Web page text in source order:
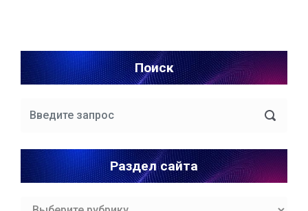
Поиск
Раздел сайта
Раздел